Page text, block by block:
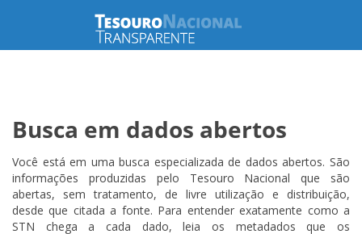
Busca em dados abertos
Você está em uma busca especializada de dados abertos. São
informações produzidas pelo Tesouro Nacional que são
abertas, sem tratamento, de livre utilização e distribuição,
desde que citada a fonte. Para entender exatamente como a
STN chega a cada dado, leia os metadados que os